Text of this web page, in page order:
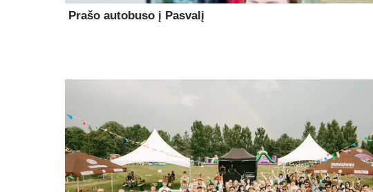
Prašo autobuso į Pasvalį